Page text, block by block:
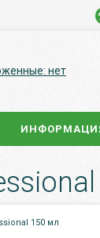
нет
150 мл